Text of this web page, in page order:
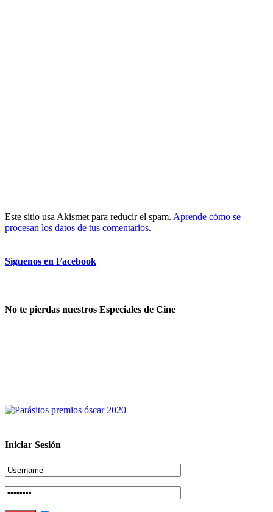
Este sitio usa Akismet para reducir el spam. Aprende cómo se
procesan los datos de tus comentarios.
Síguenos en Facebook
No te pierdas nuestros Especiales de Cine
Iniciar Sesión